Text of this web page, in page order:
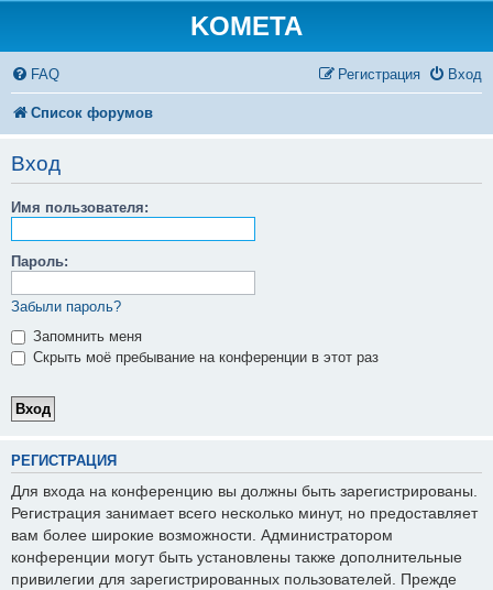
KOMETA
FAQ Вход
Регистрация
Список форумов
Вход
Имя пользователя:
Пароль:
Забыли пароль?
Запомнить меня
Скрыть моё пребывание на конференции в этот раз
РЕГИСТРАЦИЯ
Для входа на конференцию вы должны быть зарегистрированы.
Регистрация занимает всего несколько минут, но предоставляет
вам более широкие возможности. Администратором
конференции могут быть установлены также дополнительные
привилегии для зарегистрированных пользователей. Прежде